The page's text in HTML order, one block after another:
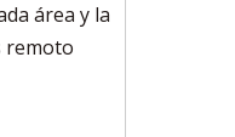
área y la
remoto